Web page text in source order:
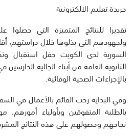
جريدة تعليم الالكترونية
تقديرا للنتائج المتميزة التي
ولجهودهم التي بذلوها خلال دراستهم،
السورية لدى الكويت حفل استقبال
الثانوية العامة من أبناء الجالية
بالإجراءات الصحية الوقائية.
وفي البداية رحب القائم بالأعمال في
بالطلبة المتفوقين وبأولياء أمورهم،
نجاحهم وحصولهم على هذه النتائج